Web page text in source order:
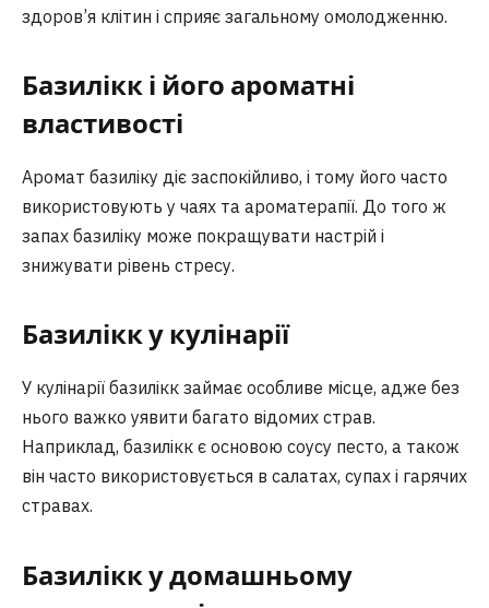
здоров’я клітин і сприяє загальному омолодженню.
Базилікк і його ароматні
властивості
Аромат базиліку діє заспокійливо, і тому його часто
використовують у чаях та ароматерапії. До того ж
запах базиліку може покращувати настрій і
знижувати рівень стресу.
Базилікк у кулінарії
У кулінарії базилікк займає особливе місце, адже без
нього важко уявити багато відомих страв.
Наприклад, базилікк є основою соусу песто, а також
він часто використовується в салатах, супах і гарячих
стравах.
Базилікк у домашньому